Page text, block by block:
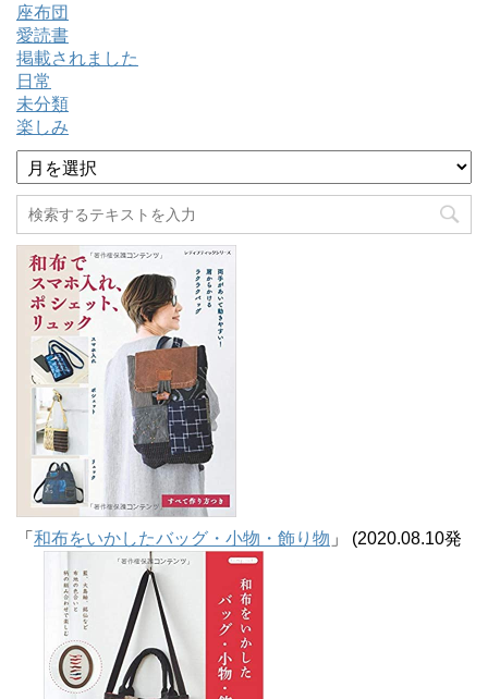
座布団
愛読書
掲載されました
日常
未分類
楽しみ
ア
ー
カ
イ
ブ
「 和布をいかしたバッグ・小物・飾り物 」 (2020.08.10発